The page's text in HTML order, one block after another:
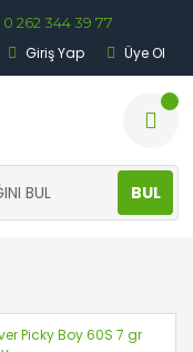
0 262 344 39 77
Giriş Yap Üye Ol
BUL